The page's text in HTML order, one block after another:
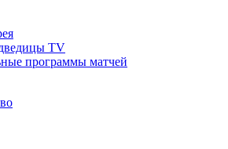
TV
программы матчей